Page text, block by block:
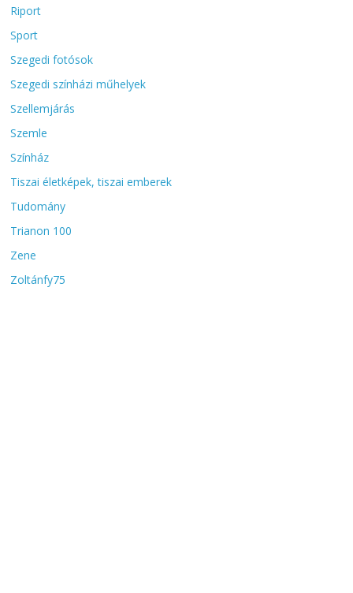
Riport
Sport
Szegedi fotósok
Szegedi színházi műhelyek
Szellemjárás
Szemle
Színház
Tiszai életképek, tiszai emberek
Tudomány
Trianon 100
Zene
Zoltánfy75